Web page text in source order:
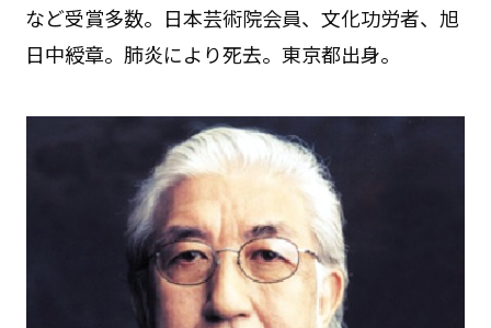
など受賞多数。日本芸術院会員、文化功労者、旭
日中綬章。肺炎により死去。東京都出身。